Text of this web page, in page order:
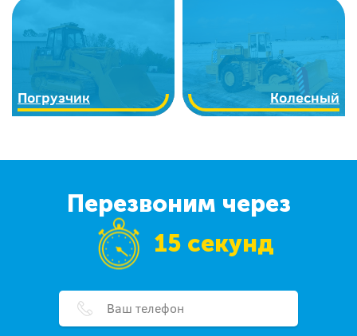
Погрузчик Колесный
Перезвоним через
15 секунд